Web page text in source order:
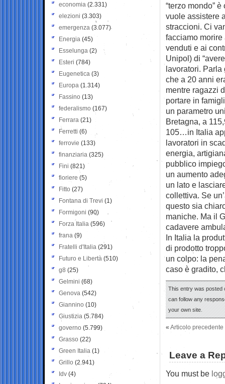
“terzo mondo”
vuole assistere
straccioni. Ci
facciamo
venduti e ai
Unipol) di
lavoratori.
che a 20 anni
mentre ragazzi
portare in
un parametro
Bretagna, a
105…in Italia
lavoratori in
energia,
pubblico
un aumento
un lato e
collettiva. Se
questo sia
maniche. Ma il
cadavere
In Italia la
di prodotto
un colpo: la
caso è gradito,
This entry was posted
can follow any
your own site.
« Articolo precedente
Leave a
You must be
economia (2.331)
elezioni (3.303)
emergenza (3.077)
Energia (45)
Esselunga (2)
Esteri (784)
Eugenetica (3)
Europa (1.314)
Fassino (13)
federalismo (167)
Ferrara (21)
Ferretti (6)
ferrovie (133)
finanziaria (325)
Fini (821)
fioriere (5)
Fitto (27)
Fontana di Trevi (1)
Formigoni (90)
Forza Italia (596)
frana (9)
Fratelli d'Italia (291)
Futuro e Libertà (510)
g8 (25)
Gelmini (68)
Genova (542)
Giannino (10)
Giustizia (5.784)
governo (5.799)
Grasso (22)
Green Italia (1)
Grillo (2.941)
Idv (4)